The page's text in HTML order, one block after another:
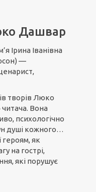
Дашвар
Ірина Іванівна
—
творів Люко
Вона
психологічно
душі кожного…
героям, як
на гострі,
які порушує